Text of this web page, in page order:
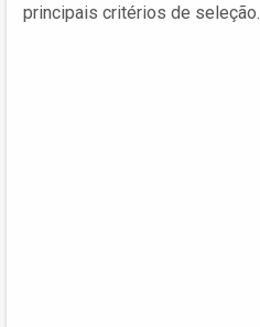
principais critérios de seleção.